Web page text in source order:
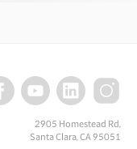
2905 Homestead Rd,
Santa Clara, CA 95051